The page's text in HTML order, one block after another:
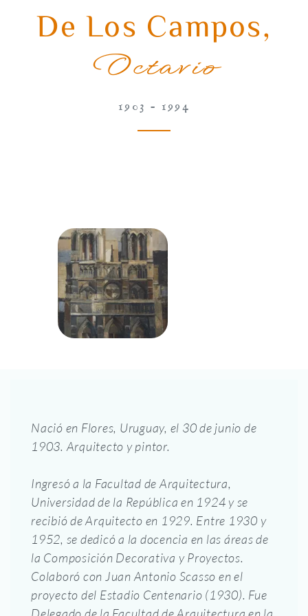
De Los Campos,
Octavio
1903 - 1994
Nació en Flores, Uruguay, el 30 de junio de
1903. Arquitecto y pintor.
Ingresó a la Facultad de Arquitectura,
Universidad de la República en 1924 y se
recibió de Arquitecto en 1929. Entre 1930 y
1952, se dedicó a la docencia en las áreas de
la Composición Decorativa y Proyectos.
Colaboró con Juan Antonio Scasso en el
proyecto del Estadio Centenario (1930). Fue